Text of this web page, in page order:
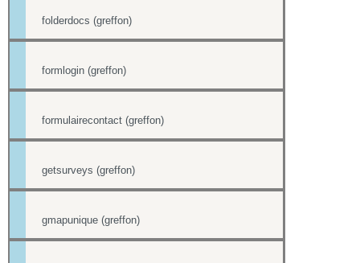
folderdocs (greffon)
formlogin (greffon)
formulairecontact (greffon)
getsurveys (greffon)
gmapunique (greffon)